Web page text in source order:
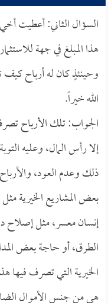
السؤال الثاني: أعطيت
هذا المبلغ في جهة
وحينئذٍ كان له أرباح
الله خيراً.
الجواب: تلك الأرباح
إلا رأس المال، وعليه
ذلك وعدم العود،
بعض المشاريع الخيرية
إنسان معسر، مثل
الطرق، أو حاجة بعض
الخيرية التي تصرف فيها
هي من جنس الأموال